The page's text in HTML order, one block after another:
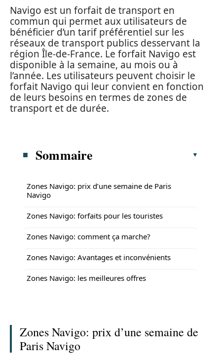
Navigo est un forfait de transport en
commun qui permet aux utilisateurs de
bénéficier d’un tarif préférentiel sur les
réseaux de transport publics desservant la
région Île-de-France. Le forfait Navigo est
disponible à la semaine, au mois ou à
l’année. Les utilisateurs peuvent choisir le
forfait Navigo qui leur convient en fonction
de leurs besoins en termes de zones de
transport et de durée.
Sommaire
Zones Navigo: prix d’une semaine de Paris
Navigo
Zones Navigo: forfaits pour les touristes
Zones Navigo: comment ça marche?
Zones Navigo: Avantages et inconvénients
Zones Navigo: les meilleures offres
Zones Navigo: prix d’une semaine de
Paris Navigo